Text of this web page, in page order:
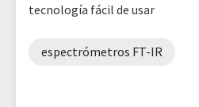
tecnología fácil de usar
espectrómetros FT-IR